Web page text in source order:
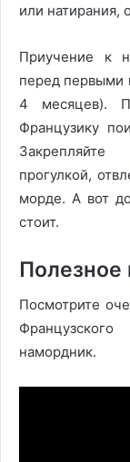
или натирания,
Приучение к
перед первыми
4 месяцев).
Французику
прогулкой,
морде. А вот
стоит.
Полезное
Посмотрите
намордник.